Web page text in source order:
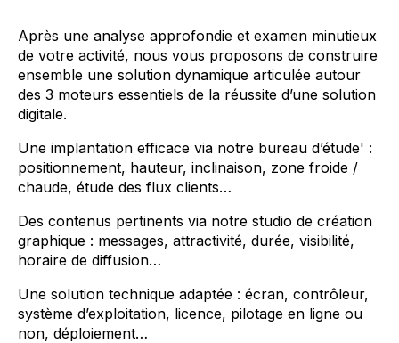
Après une analyse approfondie et examen minutieux
de votre activité, nous vous proposons de construire
ensemble une solution dynamique articulée autour
des 3 moteurs essentiels de la réussite d’une solution
digitale.
Une implantation efficace via notre bureau d’étude' :
positionnement, hauteur, inclinaison, zone froide /
chaude, étude des flux clients…
Des contenus pertinents via notre studio de création
graphique : messages, attractivité, durée, visibilité,
horaire de diffusion…
Une solution technique adaptée : écran, contrôleur,
système d’exploitation, licence, pilotage en ligne ou
non, déploiement…